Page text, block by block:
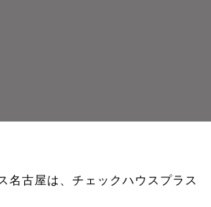
名古屋は、チェックハウスプラス